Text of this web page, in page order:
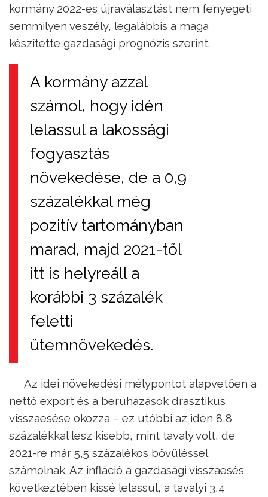
kormány 2022-es újraválasztást nem fenyegeti
semmilyen veszély, legalábbis a maga
készítette gazdasági prognózis szerint.
A kormány azzal
számol, hogy idén
lelassul a lakossági
fogyasztás
növekedése, de a 0,9
százalékkal még
pozitív tartományban
marad, majd 2021-től
itt is helyreáll a
korábbi 3 százalék
feletti
ütemnövekedés.
Az idei növekedési mélypontot alapvetően a
nettó export és a beruházások drasztikus
visszaesése okozza – ez utóbbi az idén 8,8
százalékkal lesz kisebb, mint tavaly volt, de
2021-re már 5,5 százalékos bővüléssel
számolnak. Az infláció a gazdasági visszaesés
következtében kissé lelassul, a tavalyi 3,4